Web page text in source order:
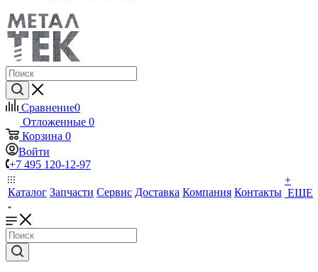
Сравнение0
Отложенные 0
Корзина 0
Войти
+7 495 120-12-97
Каталог Запчасти Сервис Доставка Компания Контакты
+
ЕЩЕ